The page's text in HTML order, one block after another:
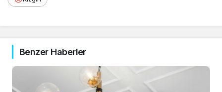
Benzer Haberler